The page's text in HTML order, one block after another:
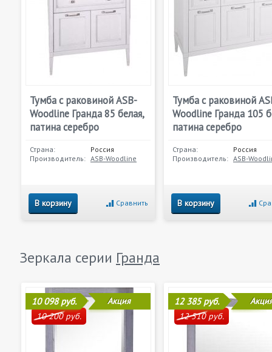
Тумба с раковиной ASB-
Woodline Гранда 85 белая,
патина серебро
Страна:
Россия
Производитель: ASB-Woodline
В корзину Сравнить
Тумба с раковиной
Woodline Гранда 105
патина серебро
Страна:
Россия
Производитель: ASB-
В корзину
Зеркала серии Гранда
10 098 руб.
10 200 руб.
Акция 12 385 руб.
12 510 руб.